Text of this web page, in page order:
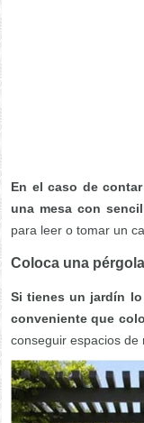
En el caso de
una mesa con
para leer o tomar un
Coloca una
Si tienes un jardín
conveniente que
conseguir espacios de